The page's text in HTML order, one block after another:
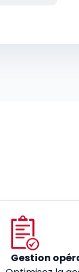
Gestion